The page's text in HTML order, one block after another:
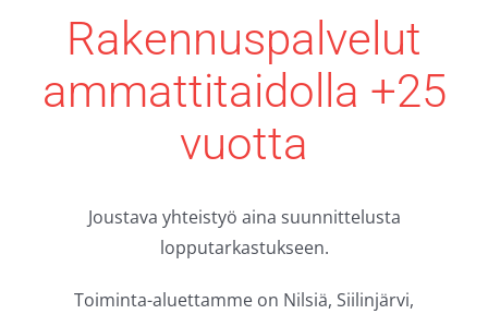
Rakennuspalvelut
ammattitaidolla +25
vuotta
Joustava yhteistyö aina suunnittelusta
lopputarkastukseen.
Toiminta-aluettamme on Nilsiä, Siilinjärvi,